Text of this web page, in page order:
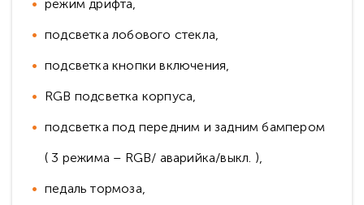
режим дрифта,
подсветка лобового стекла,
подсветка кнопки включения,
RGB подсветка корпуса,
подсветка под передним и задним бампером
( 3 режима – RGB/ аварийка/выкл. ),
педаль тормоза,